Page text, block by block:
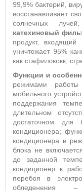
99,9% бактерий,
восстанавливает
солнечных
катехиновый
продукт,
уничтожает 95%
как стафилококк,
Функции и
режимами
мобильного
поддержания
длительном
достаточном для
кондиционера;
кондиционера в
блока не
до заданной
кондиционер к
перебоя в
обледенения –